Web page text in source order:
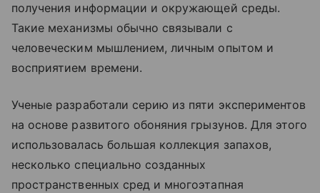
получения информации и окружающей среды.
Такие механизмы обычно связывали с
человеческим мышлением, личным опытом и
восприятием времени.
Ученые разработали серию из пяти экспериментов
на основе развитого обоняния грызунов. Для этого
использовалась большая коллекция запахов,
несколько специально созданных
пространственных сред и многоэтапная